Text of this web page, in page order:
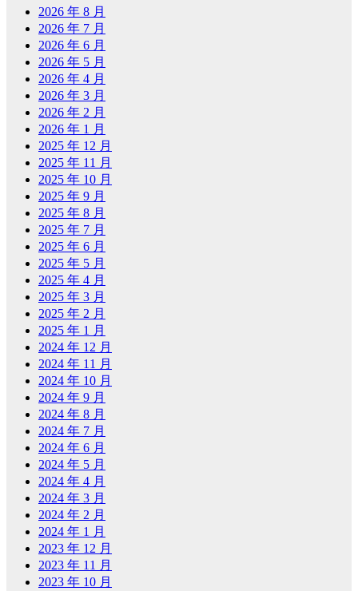
2026 年 8 月
2026 年 7 月
2026 年 6 月
2026 年 5 月
2026 年 4 月
2026 年 3 月
2026 年 2 月
2026 年 1 月
2025 年 12 月
2025 年 11 月
2025 年 10 月
2025 年 9 月
2025 年 8 月
2025 年 7 月
2025 年 6 月
2025 年 5 月
2025 年 4 月
2025 年 3 月
2025 年 2 月
2025 年 1 月
2024 年 12 月
2024 年 11 月
2024 年 10 月
2024 年 9 月
2024 年 8 月
2024 年 7 月
2024 年 6 月
2024 年 5 月
2024 年 4 月
2024 年 3 月
2024 年 2 月
2024 年 1 月
2023 年 12 月
2023 年 11 月
2023 年 10 月